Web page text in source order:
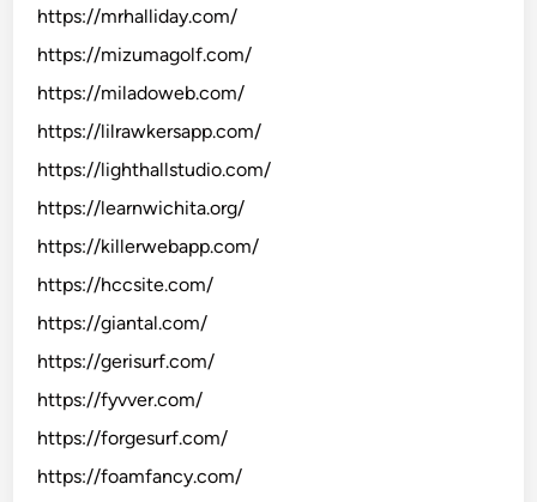
https://mrhalliday.com/
https://mizumagolf.com/
https://miladoweb.com/
https://lilrawkersapp.com/
https://lighthallstudio.com/
https://learnwichita.org/
https://killerwebapp.com/
https://hccsite.com/
https://giantal.com/
https://gerisurf.com/
https://fyvver.com/
https://forgesurf.com/
https://foamfancy.com/